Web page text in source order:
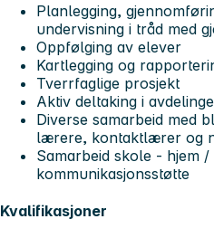
Planlegging,
undervisning i tråd med
Oppfølging av elever
Kartlegging og
Tverrfaglige prosjekt
Aktiv deltaking i
Diverse samarbeid med
lærere, kontaktlærer og
Samarbeid skole - hjem
kommunikasjonsstøtte
Kvalifikasjoner